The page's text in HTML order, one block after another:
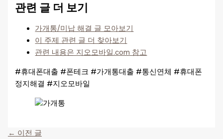
관련 글 더 보기
가개통/미납 해결 글 모아보기
이 주제 관련 글 더 찾아보기
관련 내용은 지오모바일.com 참고
#휴대폰대출 #폰테크 #가개통대출 #통신연체 #휴대폰
정지해결 #지오모바일
← 이전 글